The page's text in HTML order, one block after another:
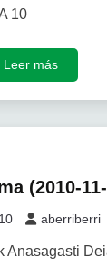
10
Leer más
(2010-
aberriberri
Anasagasti